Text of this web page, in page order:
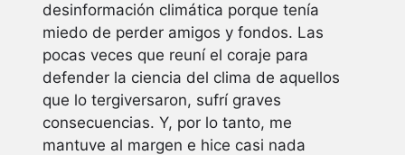
desinformación climática porque tenía
miedo de perder amigos y fondos. Las
pocas veces que reuní el coraje para
defender la ciencia del clima de aquellos
que lo tergiversaron, sufrí graves
consecuencias. Y, por lo tanto, me
mantuve al margen e hice casi nada